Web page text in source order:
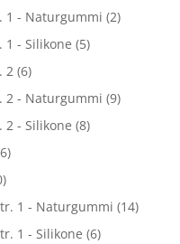
1 - Naturgummi (2)
1 - Silikone (5)
2 (6)
2 - Naturgummi (9)
2 - Silikone (8)
1 - Naturgummi (14)
1 - Silikone (6)